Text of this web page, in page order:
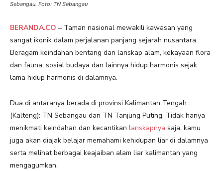
Sebangau. Foto: TN Sebangau
BERANDA.CO – Taman nasional mewakili kawasan yang
sangat ikonik dalam perjalanan panjang sejarah nusantara.
Beragam keindahan bentang dan lanskap alam, kekayaan flora
dan fauna, sosial budaya dan lainnya hidup harmonis sejak
lama hidup harmonis di dalamnya.
Dua di antaranya berada di provinsi Kalimantan Tengah
(Kalteng): TN Sebangau dan TN Tanjung Puting. Tidak hanya
menikmati keindahan dan kecantikan lanskapnya saja, kamu
juga akan diajak belajar memahami kehidupan liar di dalamnya
serta melihat berbagai keajaiban alam liar kalimantan yang
mengagumkan.